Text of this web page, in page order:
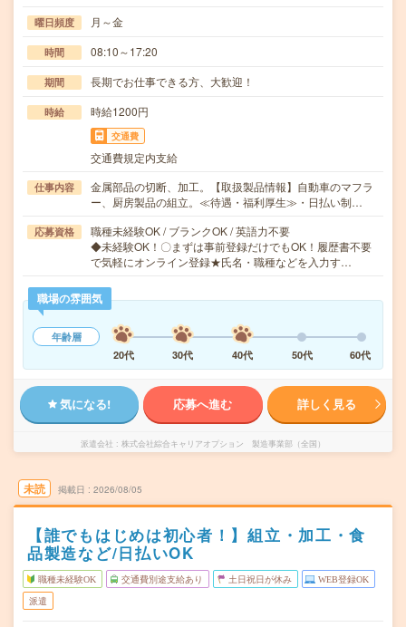
曜日頻度 月～金
時間 08:10～17:20
期間 長期でお仕事できる方、大歓迎！
時給 時給1200円
交通費
交通費規定内支給
仕事内容
金属部品の切断、加工。【取扱製品情報】自動車のマフラ
ー、厨房製品の組立。≪待遇・福利厚生≫・日払い制…
応募資格
職種未経験OK / ブランクOK / 英語力不要
◆未経験OK！〇まずは事前登録だけでもOK！履歴書不要
で気軽にオンライン登録★氏名・職種などを入力す…
職場の雰囲気
年齢層
20代
30代 40代 50代 60代
気になる! 応募へ進む 詳しく見る
派遣会社 株式会社綜合キャリアオプション 製造事業部（全国）
未読 掲載日 2026/08/05
【誰でもはじめは初心者！】組立・加工・食
品製造など/日払いOK
職種未経験OK 交通費別途支給あり 土日祝日が休み WEB登録OK
派遣